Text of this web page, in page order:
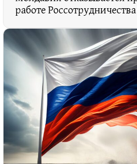
работе Россотрудничества